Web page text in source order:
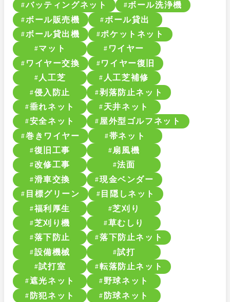
バッティングネット
ボール洗浄機
ボール販売機
ボール貸出
ボール貸出機
ポケットネット
マット
ワイヤー
ワイヤー交換
ワイヤー復旧
人工芝
人工芝補修
侵入防止
剥落防止ネット
垂れネット
天井ネット
安全ネット
屋外型ゴルフネット
巻きワイヤー
帯ネット
復旧工事
扇風機
改修工事
法面
滑車交換
現金ベンダー
目標グリーン
目隠しネット
福利厚生
芝刈り
芝刈り機
草むしり
落下防止
落下防止ネット
設備機械
試打
試打室
転落防止ネット
遮光ネット
野球ネット
防犯ネット
防球ネット